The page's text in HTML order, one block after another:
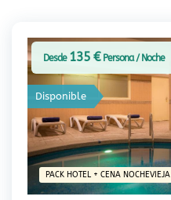
PACK HOTEL + CENA NOCHEVIEJA
Disponible
Desde 135 €Persona / Noche